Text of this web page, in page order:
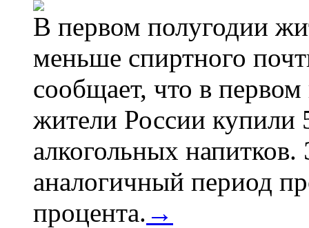
В первом полугодии
меньше спиртного
сообщает, что в
жители России купили
алкогольных
аналогичный период
процента. →